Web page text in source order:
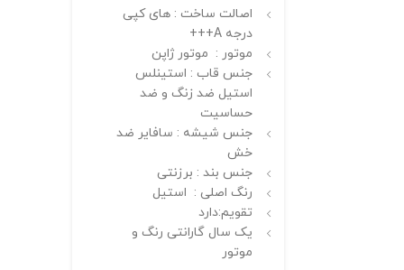
اصالت ساخت : های کپی
درجه A+++
موتور : موتور ژاپن
جنس قاب : استینلس
استیل ضد زنگ و ضد
حساسیت
جنس شیشه : سافایر ضد
خش
جنس بند : برزنتی
رنگ اصلی : استیل
تقویم:دارد
یک سال گارانتی رنگ و
موتور